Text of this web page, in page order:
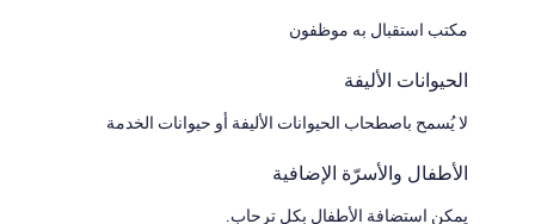
مكتب استقبال به موظفون
الحيوانات الأليفة
لا يُسمح باصطحاب الحيوانات الأليفة أو حيوانات الخدمة
الأطفال والأسرّة الإضافية
يمكن استضافة الأطفال بكل ترحاب.